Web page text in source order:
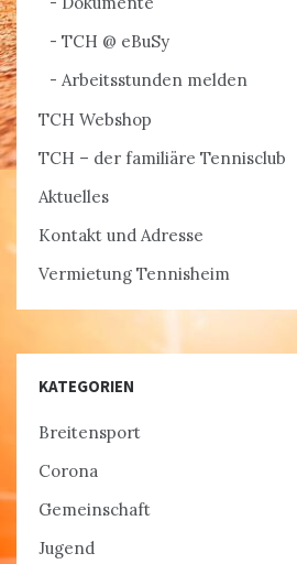
TCH @ eBuSy
Arbeitsstunden melden
TCH Webshop
TCH – der familiäre Tennisclub
Aktuelles
Kontakt und Adresse
Vermietung Tennisheim
KATEGORIEN
Breitensport
Corona
Gemeinschaft
Jugend